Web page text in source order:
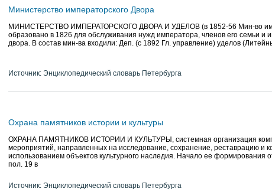
Министерство императорского Двора
МИНИСТЕРСТВО ИМПЕРАТОРСКОГО ДВОРА И УДЕЛОВ (в 1852-56 Мин-во
образовано в 1826 для обслуживания нужд императора, членов его семьи и
двора. В состав мин-ва входили: Деп. (с 1892 Гл. управление) уделов
Источник: Энциклопедический словарь Петербурга
Охрана памятников истории и культуры
ОХРАНА ПАМЯТНИКОВ ИСТОРИИ И КУЛЬТУРЫ, системная организация
мероприятий, направленных на исследование, сохранение, реставрацию и
использованием объектов культурного наследия. Начало ее формирования
пол. 19 в
Источник: Энциклопедический словарь Петербурга